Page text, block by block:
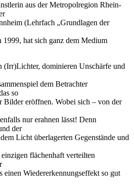
aus der Metropolregion Rhein-
(Lehrfach „Grundlagen der
1999, hat sich ganz dem Medium
(Irr)Lichter, dominieren Unschärfe und
dem Betrachter
so
Bilder eröffnen. Wobei sich – von der
nur erahnen lässt! Denn
der
Licht überlagerten Gegenstände und
flächenhaft verteilten
einen Wiedererkennungseffekt so gut